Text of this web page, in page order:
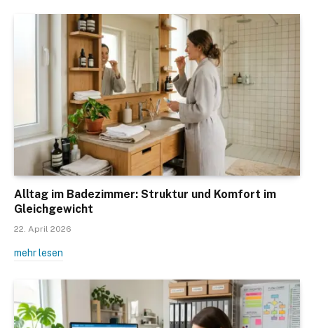
Alltag im Badezimmer: Struktur und Komfort im
Gleichgewicht
22. April 2026
mehr lesen